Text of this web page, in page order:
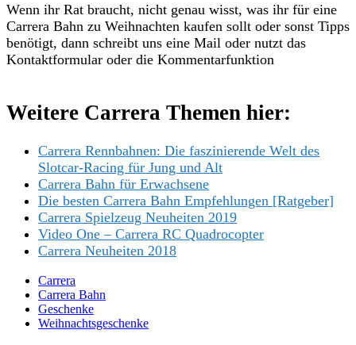
Wenn ihr Rat braucht, nicht genau wisst, was ihr für eine
Carrera Bahn zu Weihnachten kaufen sollt oder sonst Tipps
benötigt, dann schreibt uns eine Mail oder nutzt das
Kontaktformular oder die Kommentarfunktion
Weitere Carrera Themen hier:
Carrera Rennbahnen: Die faszinierende Welt des
Slotcar-Racing für Jung und Alt
Carrera Bahn für Erwachsene
Die besten Carrera Bahn Empfehlungen [Ratgeber]
Carrera Spielzeug Neuheiten 2019
Video One – Carrera RC Quadrocopter
Carrera Neuheiten 2018
Carrera
Carrera Bahn
Geschenke
Weihnachtsgeschenke